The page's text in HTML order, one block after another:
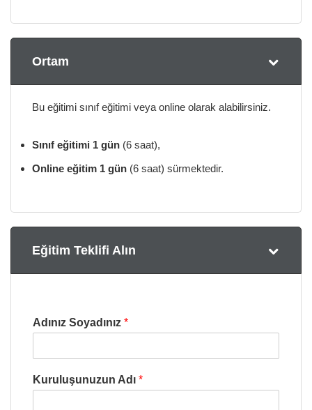
Ortam
Bu eğitimi sınıf eğitimi veya online olarak alabilirsiniz.
Sınıf eğitimi 1 gün (6 saat),
Online eğitim 1 gün (6 saat) sürmektedir.
Eğitim Teklifi Alın
Adınız Soyadınız *
Kuruluşunuzun Adı *